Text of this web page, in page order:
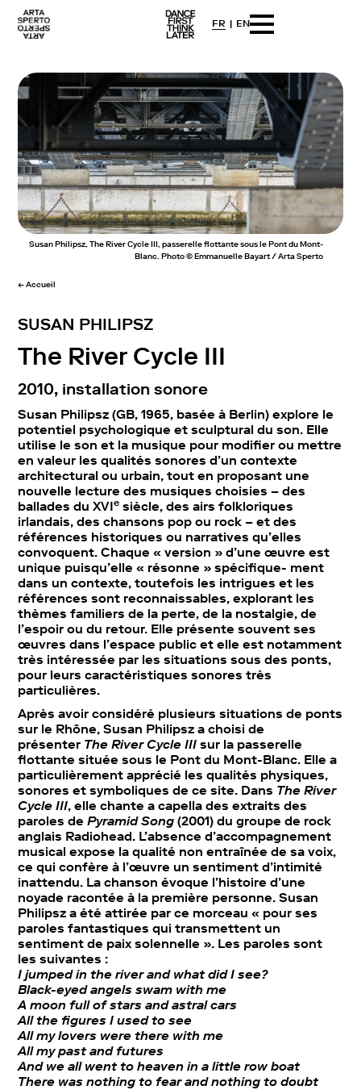
content
FR EN
Susan Philipsz, The River Cycle III, passerelle flottante sous le Pont du Mont-
Blanc. Photo © Emmanuelle Bayart / Arta Sperto
← Accueil
SUSAN PHILIPSZ
The River Cycle III
2010, installation sonore
Susan Philipsz (GB, 1965, basée à Berlin) explore le
potentiel psychologique et sculptural du son. Elle
utilise le son et la musique pour modifier ou mettre
en valeur les qualités sonores d’un contexte
architectural ou urbain, tout en proposant une
nouvelle lecture des musiques choisies – des
ballades du XVIe siècle, des airs folkloriques
irlandais, des chansons pop ou rock – et des
références historiques ou narratives qu’elles
convoquent. Chaque « version » d’une œuvre est
unique puisqu’elle « résonne » spécifique- ment
dans un contexte, toutefois les intrigues et les
références sont reconnaissables, explorant les
thèmes familiers de la perte, de la nostalgie, de
l’espoir ou du retour. Elle présente souvent ses
œuvres dans l’espace public et elle est notamment
très intéressée par les situations sous des ponts,
pour leurs caractéristiques sonores très
particulières.
Après avoir considéré plusieurs situations de ponts
sur le Rhône, Susan Philipsz a choisi de
présenter The River Cycle III sur la passerelle
flottante située sous le Pont du Mont-Blanc. Elle a
particulièrement apprécié les qualités physiques,
sonores et symboliques de ce site. Dans The River
Cycle III, elle chante a capella des extraits des
paroles dePyramid Song (2001) du groupe de rock
anglais Radiohead. L’absence d’accompagnement
musical expose la qualité non entraînée de sa voix,
ce qui confère à l’œuvre un sentiment d’intimité
inattendu. La chanson évoque l’histoire d’une
noyade racontée à la première personne. Susan
Philipsz a été attirée par ce morceau « pour ses
paroles fantastiques qui transmettent un
sentiment de paix solennelle ». Les paroles sont
les suivantes :
I jumped in the river and what did I see?
Black-eyed angels swam with me
A moon full of stars and astral cars
All the figures I used to see
All my lovers were there with me
All my past and futures
And we all went to heaven in a little row boat
There was nothing to fear and nothing to doubt